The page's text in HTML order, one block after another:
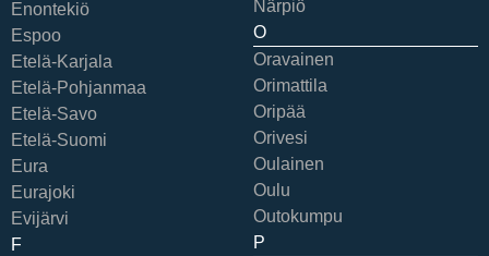
Enontekiö
Espoo
Etelä-Karjala
Etelä-Pohjanmaa
Etelä-Savo
Etelä-Suomi
Eura
Eurajoki
Evijärvi
F
Närpiö
O
Oravainen
Orimattila
Oripää
Orivesi
Oulainen
Oulu
Outokumpu
P